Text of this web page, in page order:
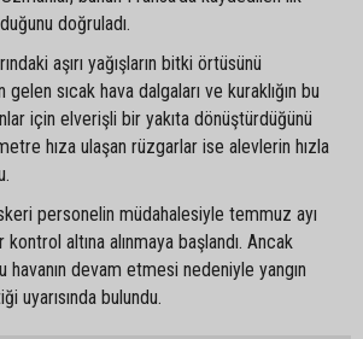
doğruladı.
aşırı yağışların bitki örtüsünü
sıcak hava dalgaları ve kuraklığın bu
için elverişli bir yakıta dönüştürdüğünü
hıza ulaşan rüzgarlar ise alevlerin hızla
personelin müdahalesiyle temmuz ayı
altına alınmaya başlandı. Ancak
havanın devam etmesi nedeniyle yangın
uyarısında bulundu.